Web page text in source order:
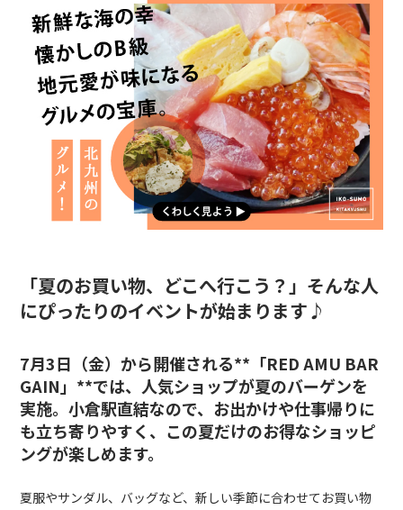
「夏のお買い物、どこへ行こう？」そんな人
にぴったりのイベントが始まります♪
7月3日（金）から開催される**「RED AMU BAR
GAIN」**では、人気ショップが夏のバーゲンを
実施。小倉駅直結なので、お出かけや仕事帰りに
も立ち寄りやすく、この夏だけのお得なショッピ
ングが楽しめます。
夏服やサンダル、バッグなど、新しい季節に合わせてお買い物